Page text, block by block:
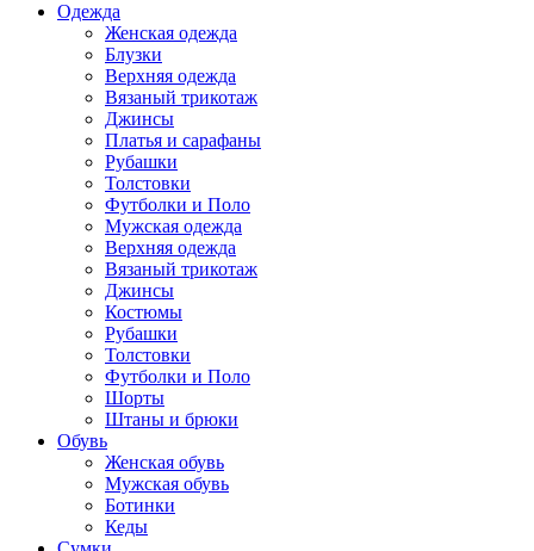
Одежда
Женская одежда
Блузки
Верхняя одежда
Вязаный трикотаж
Джинсы
Платья и сарафаны
Рубашки
Толстовки
Футболки и Поло
Мужская одежда
Верхняя одежда
Вязаный трикотаж
Джинсы
Костюмы
Рубашки
Толстовки
Футболки и Поло
Шорты
Штаны и брюки
Обувь
Женская обувь
Мужская обувь
Ботинки
Кеды